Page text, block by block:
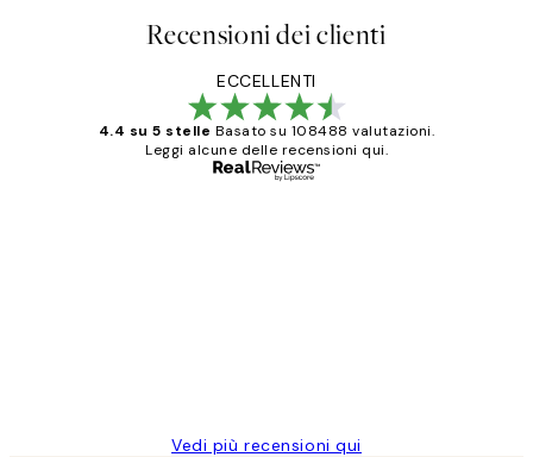
Recensioni dei clienti
ECCELLENTI
4.4 su 5 stelle Basato su 108488 valutazioni.
Leggi alcune delle recensioni qui.
Vedi più recensioni qui